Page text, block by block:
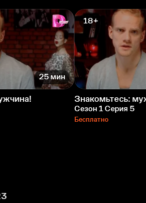
25 мин
18+
Знакомьтесь:
Сезон 1 Серия 5
Бесплатно